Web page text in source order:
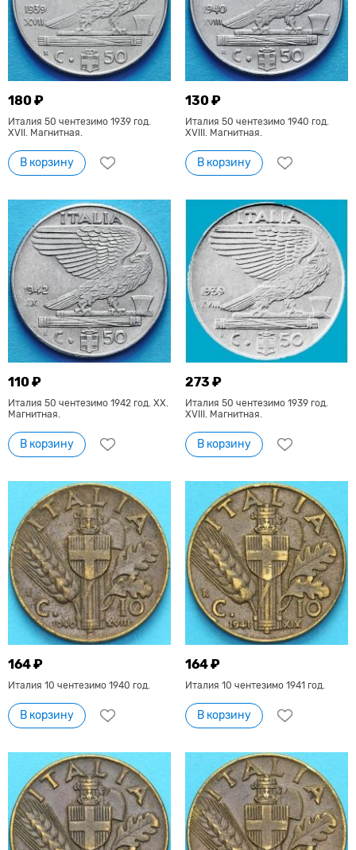
180 ₽
Италия 50 чентезимо 1939 год.
XVII. Магнитная.
В корзину
130 ₽
Италия 50 чентезимо 1940 год.
XVIII. Магнитная.
В корзину
110 ₽
Италия 50 чентезимо 1942 год. XX.
Магнитная.
В корзину
273 ₽
Италия 50 чентезимо 1939 год.
XVIII. Магнитная.
В корзину
164 ₽
Италия 10 чентезимо 1940 год.
В корзину
164 ₽
Италия 10 чентезимо 1941 год.
В корзину